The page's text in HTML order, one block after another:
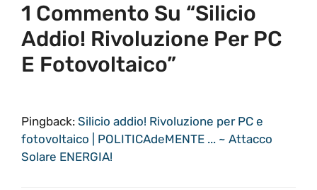
1 Commento Su “Silicio
Addio! Rivoluzione Per PC
E Fotovoltaico”
Pingback: Silicio addio! Rivoluzione per PC e
fotovoltaico | POLITICAdeMENTE ... ~ Attacco
Solare ENERGIA!